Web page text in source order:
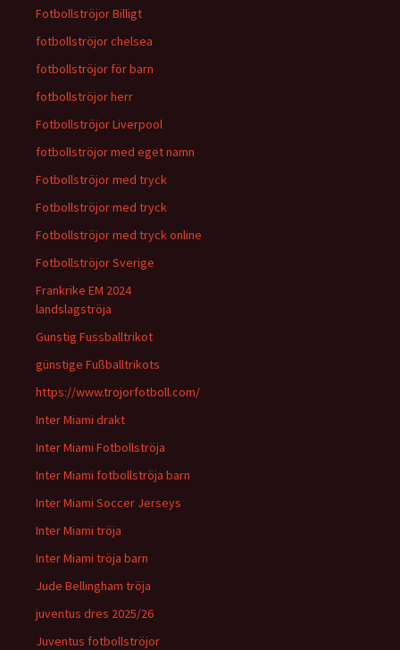
Fotbollströjor Billigt
fotbollströjor chelsea
fotbollströjor för barn
fotbollströjor herr
Fotbollströjor Liverpool
fotbollströjor med eget namn
Fotbollströjor med tryck
Fotbollströjor med tryck
Fotbollströjor med tryck online
Fotbollströjor Sverige
Frankrike EM 2024
landslagströja
Gunstig Fussballtrikot
günstige Fußballtrikots
https://www.trojorfotboll.com/
Inter Miami drakt
Inter Miami Fotbollströja
Inter Miami fotbollströja barn
Inter Miami Soccer Jerseys
Inter Miami tröja
Inter Miami tröja barn
Jude Bellingham tröja
juventus dres 2025/26
Juventus fotbollströjor